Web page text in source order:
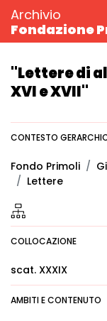
Archivio
Fondazione
"Lettere di
XVI e XVII"
CONTESTO
Fondo Primoli
Lettere
COLLOCAZIONE
scat. XXXIX
AMBITI E CONTENUTO